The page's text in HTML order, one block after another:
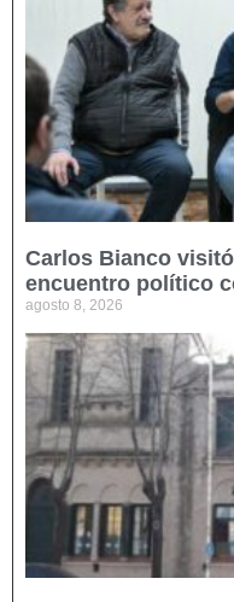
Carlos Bianco
encuentro político
agosto 8, 2026